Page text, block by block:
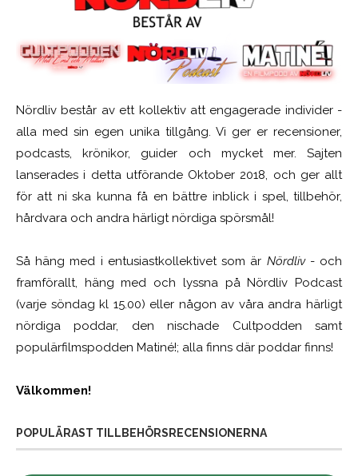
Nördliv består av ett kollektiv att engagerade individer -
alla med sin egen unika tillgång. Vi ger er recensioner,
podcasts, krönikor, guider och mycket mer. Sajten
lanserades i detta utförande Oktober 2018, och ger allt
för att ni ska kunna få en bättre inblick i spel, tillbehör,
hårdvara och andra härligt nördiga spörsmål!
Så häng med i entusiastkollektivet som är Nördliv- och
framförallt, häng med och lyssna på Nördliv Podcast
(varje söndag kl 15.00) eller någon av våra andra härligt
nördiga poddar, den nischade Cultpodden samt
populärfilmspodden Matiné!; alla finns där poddar finns!
Välkommen!
POPULÄRAST TILLBEHÖRSRECENSIONERNA